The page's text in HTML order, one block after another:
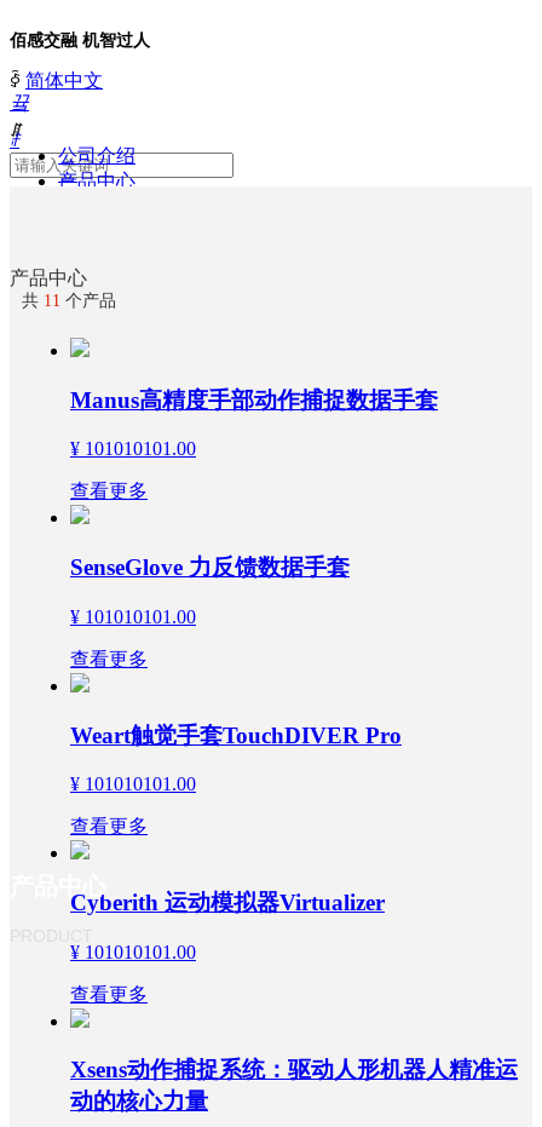
佰感交融 机智过人
ꀅ 简体中文
끀
ꁲ
首
介
绍
品
心
闻
动
态
解
决
方
案
商
城
入
联
我
ꄙ
公司介绍
产品中心
视频中心
产品中心
共 11 个产品
Manus高精度手部动作捕捉数据手套
¥ 101010101.00
查看更多
SenseGlove 力反馈数据手套
¥ 101010101.00
查看更多
Weart触觉手套TouchDIVER Pro
¥ 101010101.00
查看更多
Cyberith 运动模拟器Virtualizer
¥ 101010101.00
查看更多
Xsens动作捕捉系统：驱动人形机器人精准运
动的核心力量